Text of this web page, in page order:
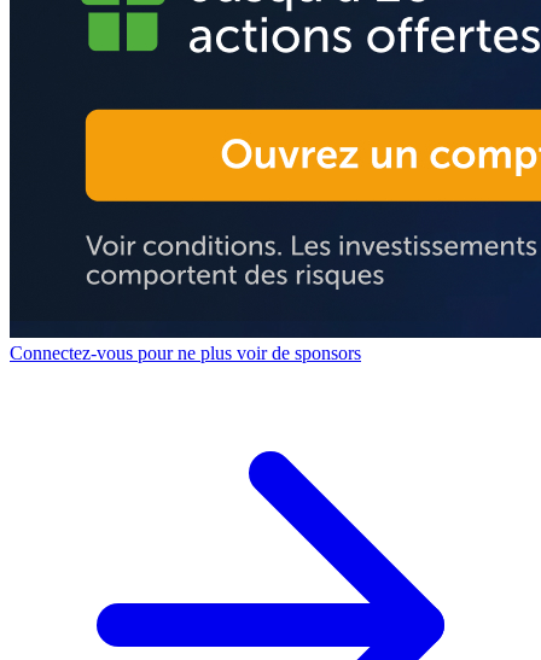
Connectez-vous pour ne plus voir de sponsors